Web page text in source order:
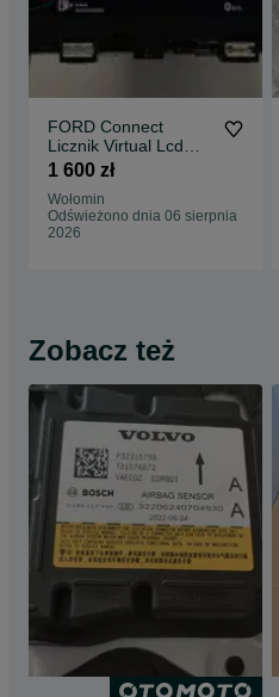
FORD Connect
Licznik Virtual Lcd
Nowy
1 600 zł
Wołomin
Odświeżono dnia 06 sierpnia
2026
Zobacz też